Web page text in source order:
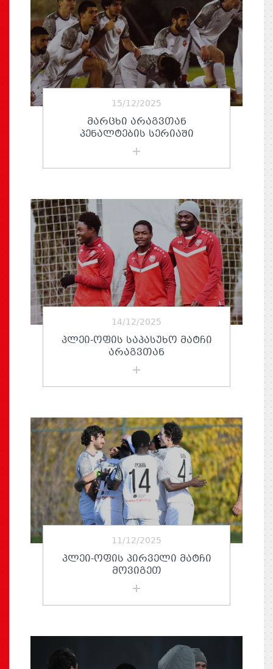
15/12/2025
ᲛᲐᲠᲪᲮᲘ ᲐᲠᲐᲒᲕᲗᲐᲜ
ᲞᲔᲜᲐᲚᲢᲔᲑᲘᲡ ᲡᲔᲠᲘᲐᲨᲘ
14/12/2025
ᲞᲚᲔᲘ-ᲝᲤᲘᲡ ᲡᲐᲞᲐᲡᲣᲮᲝ ᲛᲐᲢᲩᲘ
ᲐᲠᲐᲒᲕᲗᲐᲜ
11/12/2025
ᲞᲚᲔᲘ-ᲝᲤᲘᲡ ᲞᲘᲠᲕᲔᲚᲘ ᲛᲐᲢᲩᲘ
ᲛᲝᲕᲘᲒᲔᲗ